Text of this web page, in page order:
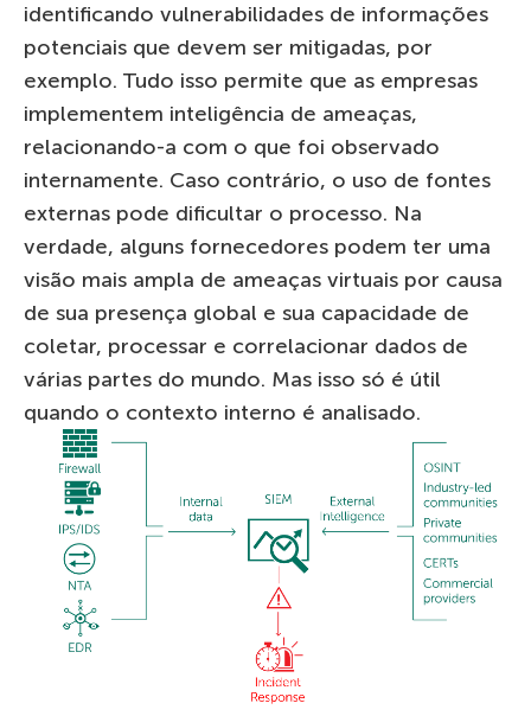
identificando vulnerabilidades de informações
potenciais que devem ser mitigadas, por
exemplo. Tudo isso permite que as empresas
implementem inteligência de ameaças,
relacionando-a com o que foi observado
internamente. Caso contrário, o uso de fontes
externas pode dificultar o processo. Na
verdade, alguns fornecedores podem ter uma
visão mais ampla de ameaças virtuais por causa
de sua presença global e sua capacidade de
coletar, processar e correlacionar dados de
várias partes do mundo. Mas isso só é útil
quando o contexto interno é analisado.